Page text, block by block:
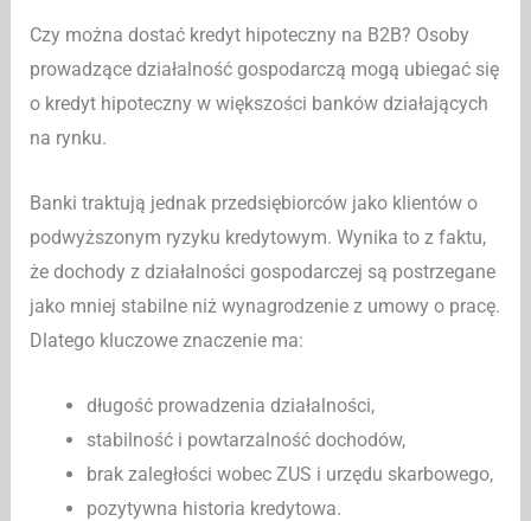
Czy można dostać kredyt hipoteczny na B2B? Osoby
prowadzące działalność gospodarczą mogą ubiegać się
o kredyt hipoteczny w większości banków działających
na rynku.
Banki traktują jednak przedsiębiorców jako klientów o
podwyższonym ryzyku kredytowym. Wynika to z faktu,
że dochody z działalności gospodarczej są postrzegane
jako mniej stabilne niż wynagrodzenie z umowy o pracę.
Dlatego kluczowe znaczenie ma:
długość prowadzenia działalności,
stabilność i powtarzalność dochodów,
brak zaległości wobec ZUS i urzędu skarbowego,
pozytywna historia kredytowa.